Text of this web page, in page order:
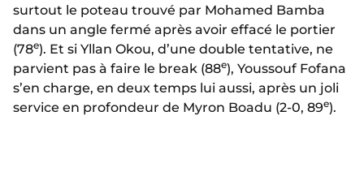
surtout le poteau trouvé par Mohamed Bamba
dans un angle fermé après avoir effacé le portier
(78e). Et si Yllan Okou, d’une double tentative, ne
parvient pas à faire le break (88e), Youssouf Fofana
s’en charge, en deux temps lui aussi, après un joli
service en profondeur de Myron Boadu (2-0, 89e).